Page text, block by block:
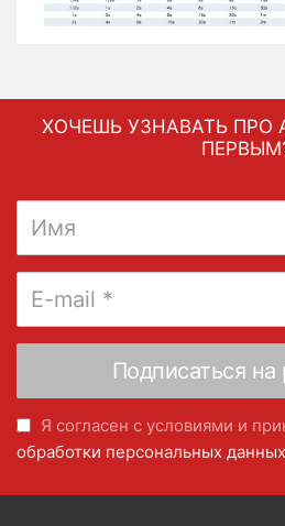
ХОЧЕШЬ УЗНАВАТЬ ПРО
Я согласен с условиями и
обработки персональных данных